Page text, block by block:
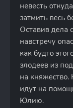
невесть
затмить весь
Оставив дела
навстречу
как будто
злодеев из
на княжество.
идут на
Юлию.